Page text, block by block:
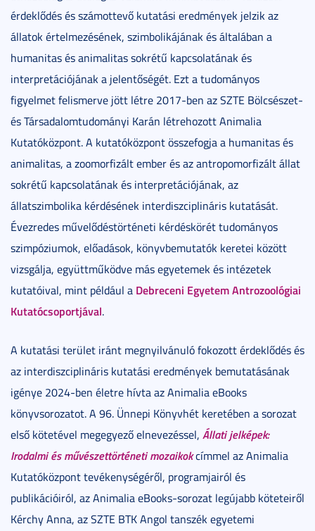
érdeklődés és számottevő kutatási eredmények jelzik az
állatok értelmezésének, szimbolikájának és általában a
humanitas és animalitas sokrétű kapcsolatának és
interpretációjának a jelentőségét. Ezt a tudományos
figyelmet felismerve jött létre 2017-ben az SZTE Bölcsészet-
és Társadalomtudományi Karán létrehozott Animalia
Kutatóközpont. A kutatóközpont összefogja a humanitas és
animalitas, a zoomorfizált ember és az antropomorfizált állat
sokrétű kapcsolatának és interpretációjának, az
állatszimbolika kérdésének interdiszciplináris kutatását.
Évezredes művelődéstörténeti kérdéskörét tudományos
szimpóziumok, előadások, könyvbemutatók keretei között
vizsgálja, együttműködve más egyetemek és intézetek
kutatóival, mint például a Debreceni Egyetem Antrozoológiai
Kutatócsoportjával.
A kutatási terület iránt megnyilvánuló fokozott érdeklődés és
az interdiszciplináris kutatási eredmények bemutatásának
igénye 2024-ben életre hívta az Animalia eBooks
könyvsorozatot. A 96. Ünnepi Könyvhét keretében a sorozat
első kötetével megegyező elnevezéssel, Állati jelképek:
Irodalmi és művészettörténeti mozaikokcímmel az Animalia
Kutatóközpont tevékenységéről, programjairól és
publikációiról, az Animalia eBooks-sorozat legújabb köteteiről
Kérchy Anna, az SZTE BTK Angol tanszék egyetemi